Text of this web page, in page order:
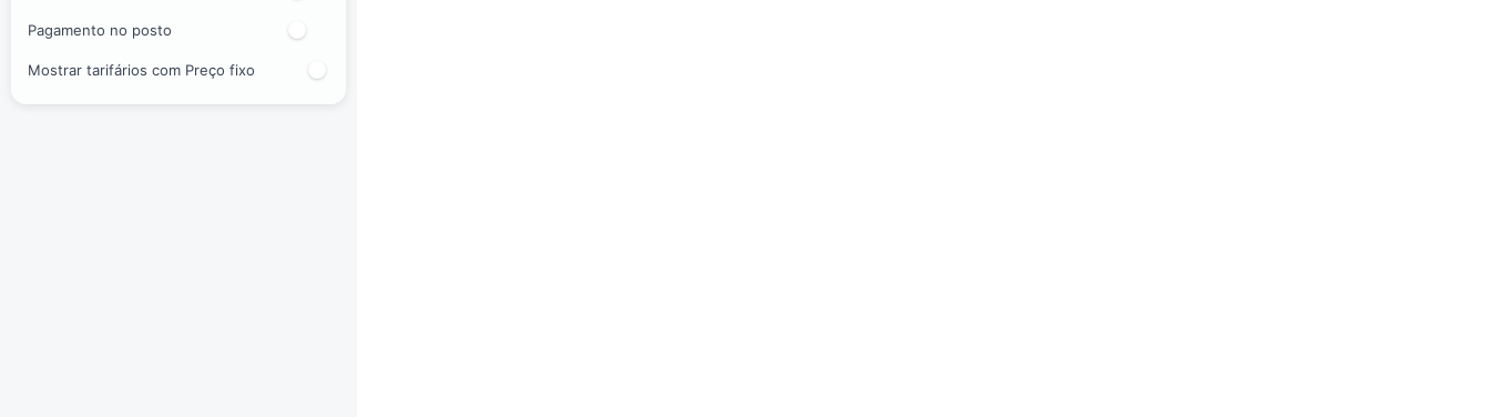
Pagamento no posto
Mostrar tarifários com Preço fixo